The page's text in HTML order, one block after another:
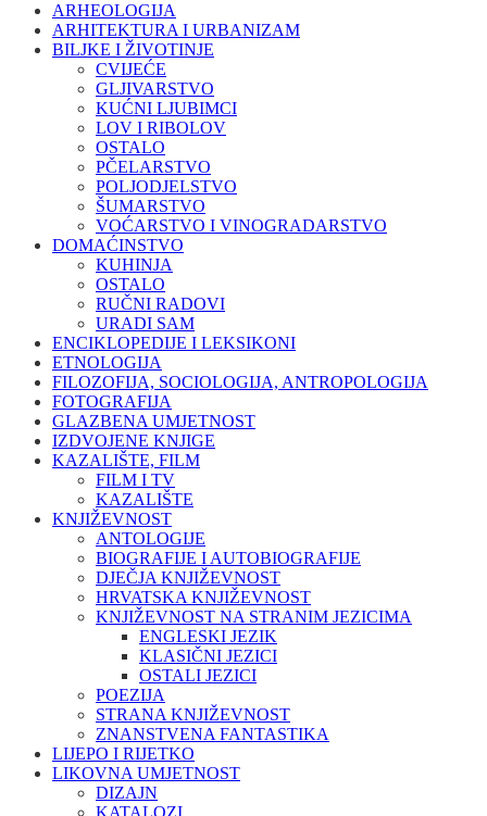
ARHEOLOGIJA
ARHITEKTURA I URBANIZAM
BILJKE I ŽIVOTINJE
CVIJEĆE
GLJIVARSTVO
KUĆNI LJUBIMCI
LOV I RIBOLOV
OSTALO
PČELARSTVO
POLJODJELSTVO
ŠUMARSTVO
VOĆARSTVO I VINOGRADARSTVO
DOMAĆINSTVO
KUHINJA
OSTALO
RUČNI RADOVI
URADI SAM
ENCIKLOPEDIJE I LEKSIKONI
ETNOLOGIJA
FILOZOFIJA, SOCIOLOGIJA, ANTROPOLOGIJA
FOTOGRAFIJA
GLAZBENA UMJETNOST
IZDVOJENE KNJIGE
KAZALIŠTE, FILM
FILM I TV
KAZALIŠTE
KNJIŽEVNOST
ANTOLOGIJE
BIOGRAFIJE I AUTOBIOGRAFIJE
DJEČJA KNJIŽEVNOST
HRVATSKA KNJIŽEVNOST
KNJIŽEVNOST NA STRANIM JEZICIMA
ENGLESKI JEZIK
KLASIČNI JEZICI
OSTALI JEZICI
POEZIJA
STRANA KNJIŽEVNOST
ZNANSTVENA FANTASTIKA
LIJEPO I RIJETKO
LIKOVNA UMJETNOST
DIZAJN